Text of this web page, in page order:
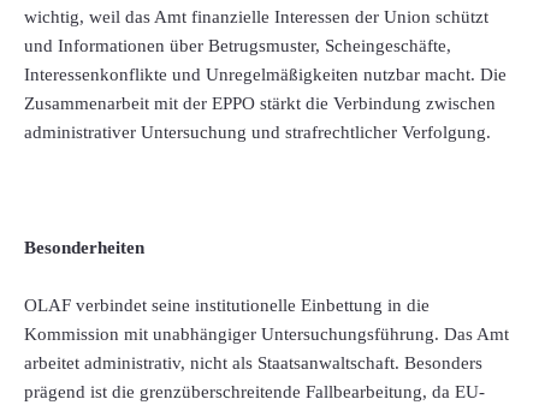
wichtig, weil das Amt finanzielle Interessen der Union schützt
und Informationen über Betrugsmuster, Scheingeschäfte,
Interessenkonflikte und Unregelmäßigkeiten nutzbar macht. Die
Zusammenarbeit mit der EPPO stärkt die Verbindung zwischen
administrativer Untersuchung und strafrechtlicher Verfolgung.
Besonderheiten
OLAF verbindet seine institutionelle Einbettung in die
Kommission mit unabhängiger Untersuchungsführung. Das Amt
arbeitet administrativ, nicht als Staatsanwaltschaft. Besonders
prägend ist die grenzüberschreitende Fallbearbeitung, da EU-